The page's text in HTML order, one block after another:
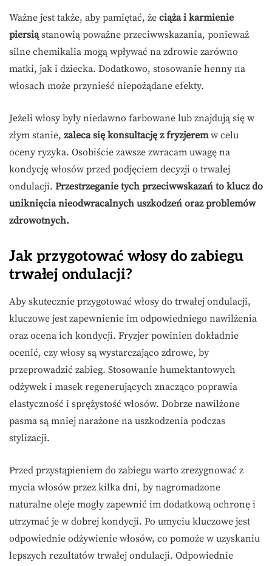
Ważne jest także, aby pamiętać, że ciąża i karmienie
piersiąstanowią poważne przeciwwskazania, ponieważ
silne chemikalia mogą wpływać na zdrowie zarówno
matki, jak i dziecka. Dodatkowo, stosowanie henny na
włosach może przynieść niepożądane efekty.
Jeżeli włosy były niedawno farbowane lub znajdują się w
złym stanie, zaleca się konsultację z fryzjeremw celu
oceny ryzyka. Osobiście zawsze zwracam uwagę na
kondycję włosów przed podjęciem decyzji o trwałej
ondulacji. Przestrzeganie tych przeciwwskazań to klucz do
uniknięcia nieodwracalnych uszkodzeń oraz problemów
zdrowotnych.
Jak przygotować włosy do zabiegu
trwałej ondulacji?
Aby skutecznie przygotować włosy do trwałej ondulacji,
kluczowe jest zapewnienie im odpowiedniego nawilżenia
oraz ocena ich kondycji. Fryzjer powinien dokładnie
ocenić, czy włosy są wystarczająco zdrowe, by
przeprowadzić zabieg. Stosowanie humektantowych
odżywek i masek regenerujących znacząco poprawia
elastyczność i sprężystość włosów. Dobrze nawilżone
pasma są mniej narażone na uszkodzenia podczas
stylizacji.
Przed przystąpieniem do zabiegu warto zrezygnować z
mycia włosów przez kilka dni, by nagromadzone
naturalne oleje mogły zapewnić im dodatkową ochronę i
utrzymać je w dobrej kondycji. Po umyciu kluczowe jest
odpowiednie odżywienie włosów, co pomoże w uzyskaniu
lepszych rezultatów trwałej ondulacji. Odpowiednie